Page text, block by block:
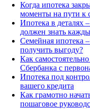
Когда ипотека
моменты на пути к
Ипотека в деталях
должен знать
Семейная ипотека
получить выгоду?
Как
Сбербанка с
Ипотека под
вашего кредита
Как грамотно
пошаговое